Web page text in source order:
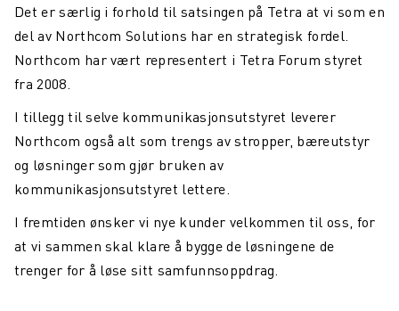
Det er særlig i forhold til satsingen på Tetra at vi som en
del av Northcom Solutions har en strategisk fordel.
Northcom har vært representert i Tetra Forum styret
fra 2008.
I tillegg til selve kommunikasjonsutstyret leverer
Northcom også alt som trengs av stropper, bæreutstyr
og løsninger som gjør bruken av
kommunikasjonsutstyret lettere.
I fremtiden ønsker vi nye kunder velkommen til oss, for
at vi sammen skal klare å bygge de løsningene de
trenger for å løse sitt samfunnsoppdrag.